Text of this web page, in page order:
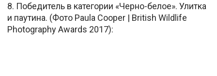
8. Победитель в категории «Черно-белое». Улитка
и паутина. (Фото Paula Cooper | British Wildlife
Photography Awards 2017):